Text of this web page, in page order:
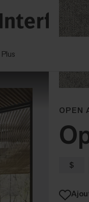
Plus
OPEN
$